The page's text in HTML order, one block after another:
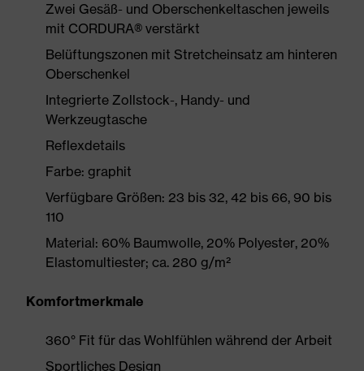
Zwei Gesäß- und Oberschenkeltaschen jeweils
mit CORDURA® verstärkt
Belüftungszonen mit Stretcheinsatz am hinteren
Oberschenkel
Integrierte Zollstock-, Handy- und
Werkzeugtasche
Reflexdetails
Farbe: graphit
Verfügbare Größen: 23 bis 32, 42 bis 66, 90 bis
110
Material: 60% Baumwolle, 20% Polyester, 20%
Elastomultiester; ca. 280 g/m²
Komfortmerkmale
360° Fit für das Wohlfühlen während der Arbeit
Sportliches Design